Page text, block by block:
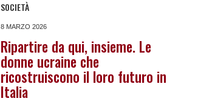
SOCIETÀ
8 MARZO 2026
Ripartire da qui, insieme. Le
donne ucraine che
ricostruiscono il loro futuro in
Italia